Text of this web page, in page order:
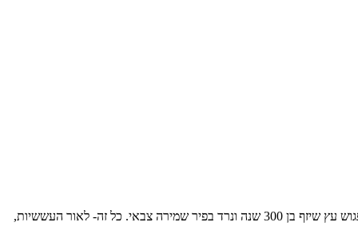
טיול לילי בתמר המקראית- נצא בשעות הלילה לעיר העתיקה תמר-נמחיז את סיפורה הייחודי ואת דמויותיה המרתקות מתקופת שלמה המלך ועד ימנו. נפגוש עץ שיזף בן 300 שנה ונרד בפיר שמירה צבאי. כל זה- לאור העששיות,